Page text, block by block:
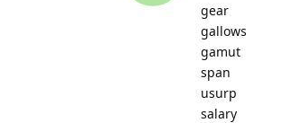
gear
gallows
gamut
span
usurp
salary